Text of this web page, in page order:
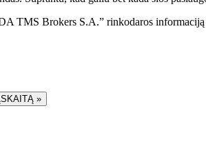
TMS Brokers S.A.” rinkodaros informaciją
»